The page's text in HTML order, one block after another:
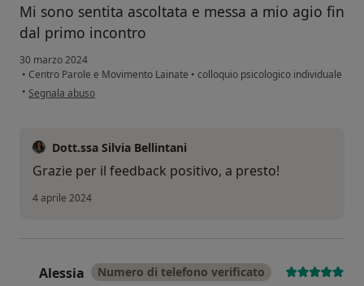
Mi sono sentita ascoltata e messa a mio agio fin
dal primo incontro
30 marzo 2024
• Centro Parole e Movimento Lainate • colloquio psicologico individuale
• secondo l'opinione dell'utente Alessia D.
Segnala abuso
Dott.ssa Silvia Bellintani
Grazie per il feedback positivo, a presto!
4 aprile 2024
Alessia Numero di telefono verificato